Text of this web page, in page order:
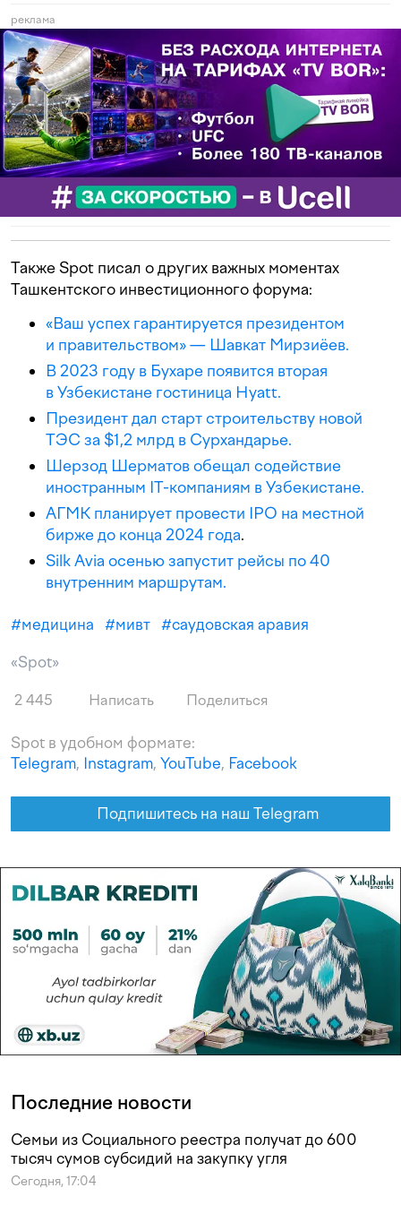
реклама
Также Spot писал о других важных моментах
Ташкентского инвестиционного форума:
«Ваш успех гарантируется президентом
и правительством» — Шавкат Мирзиёев.
В 2023 году в Бухаре появится вторая
в Узбекистане гостиница Hyatt.
Президент дал старт строительству новой
ТЭС за $1,2 млрд в Сурхандарье.
Шерзод Шерматов обещал содействие
иностранным IT-компаниям в Узбекистане.
АГМК планирует провести IPO на местной
бирже до конца 2024 года.
Silk Avia осенью запустит рейсы по 40
внутренним маршрутам.
#медицина #мивт #саудовская аравия
«Spot»
2 445 Написать Поделиться
Spot в удобном формате:
Telegram, Instagram, YouTube, Facebook
Подпишитесь на наш Telegram
Последние новости
Семьи из Социального реестра получат до 600
тысяч сумов субсидий на закупку угля
Сегодня, 17:04